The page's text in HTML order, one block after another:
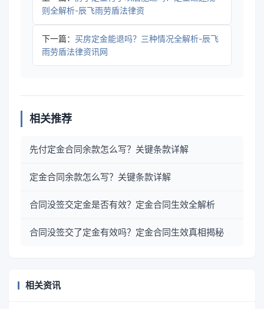
则全解析-辰飞雨劳盾法律资
下一篇： 买房定金能退吗？三种情况全解析-辰飞
雨劳盾法律资讯网
相关推荐
先付定金合同余款怎么写？关键条款详解
定金合同余款怎么写？关键条款详解
合同没签交定金是否有效？定金合同生效全解析
合同没签交了定金有效吗？定金合同生效真相揭秘
相关资讯